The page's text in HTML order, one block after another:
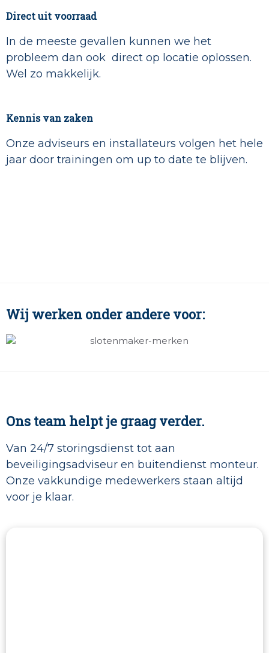
Direct uit voorraad
In de meeste gevallen kunnen we het
probleem dan ook direct op locatie oplossen.
Wel zo makkelijk.
Kennis van zaken
Onze adviseurs en installateurs volgen het hele
jaar door trainingen om up to date te blijven.
Wij werken onder andere voor:
Ons team helpt je graag verder.
Van 24/7 storingsdienst tot aan
beveiligingsadviseur en buitendienst monteur.
Onze vakkundige medewerkers staan altijd
voor je klaar.